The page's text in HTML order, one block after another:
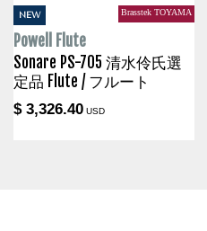
NEW Brasstek TOYAMA
Powell Flute
Sonare PS-705 清水伶氏選
定品 Flute / フルート
$ 3,326.40 USD